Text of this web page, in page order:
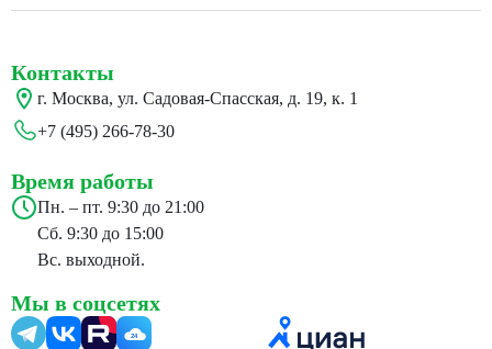
Контакты
г. Москва, ул. Садовая-Спасская, д. 19, к. 1
+7 (495) 266-78-30
Время работы
Пн. – пт. 9:30 до 21:00
Сб. 9:30 до 15:00
Вс. выходной.
Мы в соцсетях
24